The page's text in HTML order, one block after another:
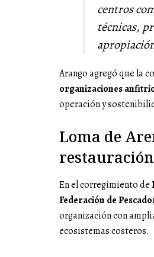
centros
técnicas,
Arango agregó que la
organizaciones
operación y
Loma de
En el corregimiento de
Federación de
organización con
ecosistemas costeros.